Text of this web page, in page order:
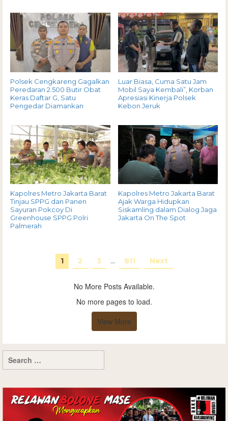
Polsek Cengkareng Gagalkan
Peredaran 2.500 Butir Obat
Keras Daftar G, Satu
Pengedar Diamankan
Luar Biasa, Cuma Satu Jam
Mobil Saya Kembali”, Korban
Apresiasi Kinerja Polsek
Kebon Jeruk
Kapolres Metro Jakarta Barat
Tinjau SPPG dan Panen
Sayuran Pokcoy Di
Greenhouse SPPG Polri
Palmerah
Kapolres Metro Jakarta Barat
Ajak Warga Hidupkan
Siskamling dalam Dialog Jaga
Jakarta On The Spot
1 2 3 … 811 Next
No More Posts Available.
No more pages to load.
View More